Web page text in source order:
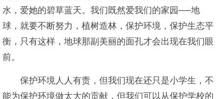
水，爱她的碧草蓝天。我们既然爱我们的家园──地
球，就要不断努力，植树造林，保护环境，保护生态平
衡，只有这样，地球那副美丽的面孔才会出现在我们眼
前。
保护环境人人有责，但我们现在还只是小学生，不
能为保护环境做太大的贡献，但我们可以从保护学校的